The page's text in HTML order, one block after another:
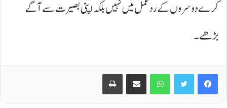
کرے دوسروں کے ردعمل میں نہیں بلکہ اپنی بصیرت سے آگے
بڑھے۔
Facebook
Twitter
WhatsApp
Share via Email
Print